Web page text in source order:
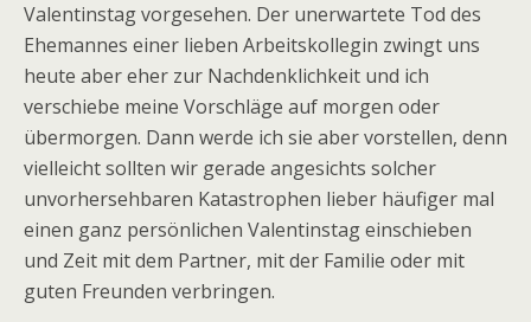
Valentinstag vorgesehen. Der unerwartete Tod des
Ehemannes einer lieben Arbeitskollegin zwingt uns
heute aber eher zur Nachdenklichkeit und ich
verschiebe meine Vorschläge auf morgen oder
übermorgen. Dann werde ich sie aber vorstellen, denn
vielleicht sollten wir gerade angesichts solcher
unvorhersehbaren Katastrophen lieber häufiger mal
einen ganz persönlichen Valentinstag einschieben
und Zeit mit dem Partner, mit der Familie oder mit
guten Freunden verbringen.